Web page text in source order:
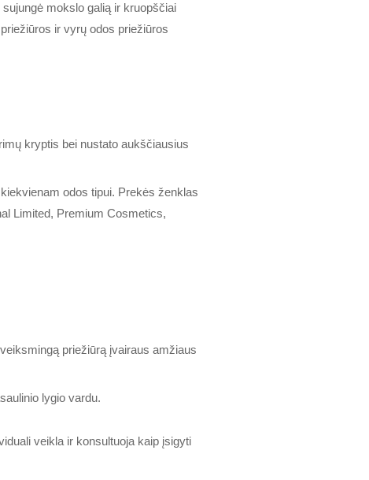
mokslo galią ir kruopščiai
ir vyrų odos priežiūros
kryptis bei nustato aukščiausius
odos tipui. Prekės ženklas
Limited, Premium Cosmetics,
priežiūrą įvairaus amžiaus
lygio vardu.
veikla ir konsultuoja kaip įsigyti